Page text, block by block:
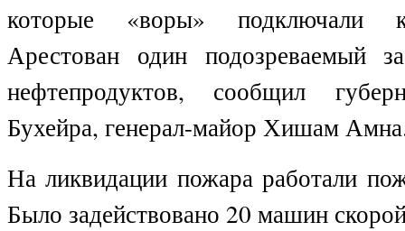
которые «воры» подключали
Арестован один подозреваемый
нефтепродуктов, сообщил
Бухейра, генерал-майор Хишам
На ликвидации пожара работали
Было задействовано 20 машин